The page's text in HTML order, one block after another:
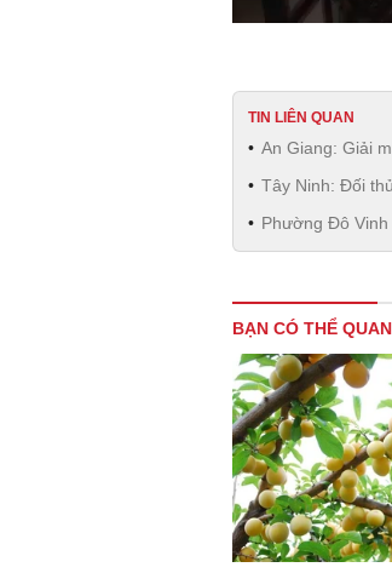
TIN LIÊN QUAN
An Giang: Giải
Tây Ninh: Đối
Phường Đô Vinh
BẠN CÓ THỂ